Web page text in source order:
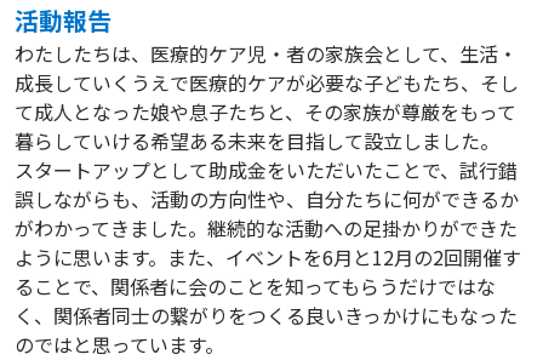
活動報告
わたしたちは、医療的ケア児・者の家族会として、生活・
成長していくうえで医療的ケアが必要な子どもたち、そし
て成人となった娘や息子たちと、その家族が尊厳をもって
暮らしていける希望ある未来を目指して設立しました。
スタートアップとして助成金をいただいたことで、試行錯
誤しながらも、活動の方向性や、自分たちに何ができるか
がわかってきました。継続的な活動への足掛かりができた
ように思います。また、イベントを6月と12月の2回開催す
ることで、関係者に会のことを知ってもらうだけではな
く、関係者同士の繋がりをつくる良いきっかけにもなった
のではと思っています。